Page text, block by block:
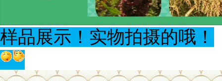
样品展示！实物拍摄的哦！